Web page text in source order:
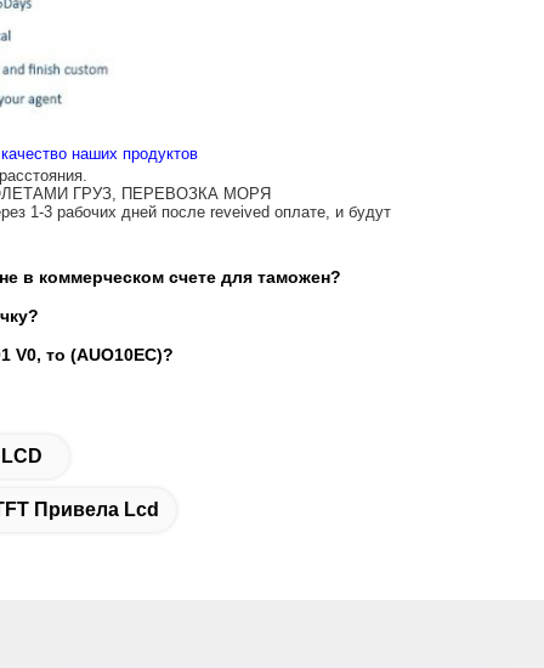
наших продуктов
ГРУЗ, ПЕРЕВОЗКА МОРЯ
1-3 рабочих дней после reveived оплате, и будут
в коммерческом счете для таможен?
то (AUO10EC)?
Привела Lcd